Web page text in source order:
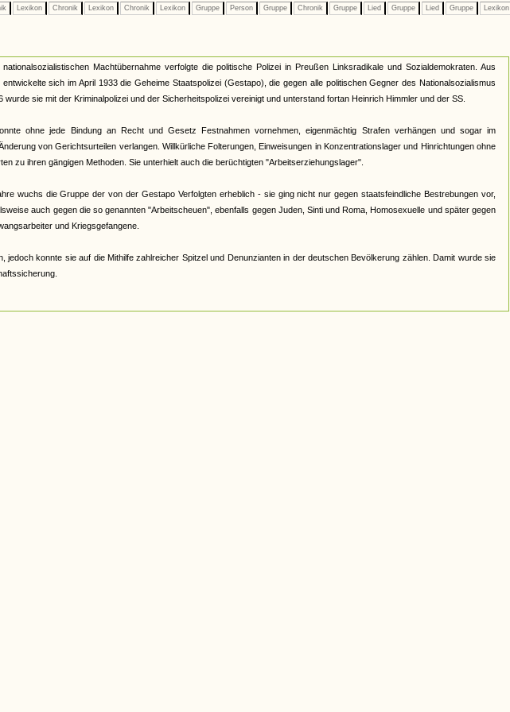
Lexikon Chronik Lexikon Chronik Lexikon Gruppe Person Gruppe Chronik Gruppe Lied Gruppe Lied Gruppe Lexikon
Machtübernahme verfolgte die politische Polizei in Preußen Linksradikale und Sozialdemokraten. Aus
entwickelte sich im April 1933 die Geheime Staatspolizei (Gestapo), die gegen alle politischen Gegner des Nationalsozialismus
wurde sie mit der Kriminalpolizei und der Sicherheitspolizei vereinigt und unterstand fortan Heinrich Himmler und der SS.
ohne jede Bindung an Recht und Gesetz Festnahmen vornehmen, eigenmächtig Strafen verhängen und sogar im
von Gerichtsurteilen verlangen. Willkürliche Folterungen, Einweisungen in Konzentrationslager und Hinrichtungen ohne
zu ihren gängigen Methoden. Sie unterhielt auch die berüchtigten "Arbeitserziehungslager".
wuchs die Gruppe der von der Gestapo Verfolgten erheblich - sie ging nicht nur gegen staatsfeindliche Bestrebungen vor,
auch gegen die so genannten "Arbeitscheuen", ebenfalls gegen Juden, Sinti und Roma, Homosexuelle und später gegen
und Kriegsgefangene.
konnte sie auf die Mithilfe zahlreicher Spitzel und Denunzianten in der deutschen Bevölkerung zählen. Damit wurde sie